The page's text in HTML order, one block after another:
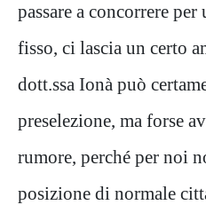
passare a concorrere
fisso, ci lascia un certo
dott.ssa Ionà può
preselezione, ma forse
rumore, perché per noi
posizione di normale